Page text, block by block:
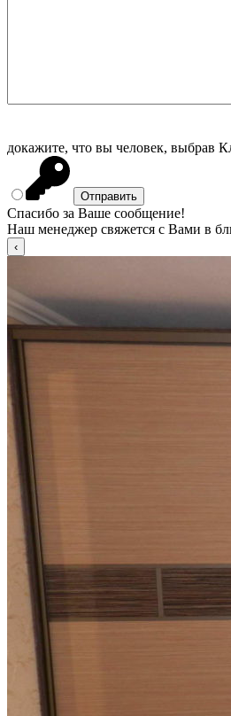
докажите, что вы человек, выбрав
Спасибо за Ваше сообщение!
Наш менеджер свяжется с Вами в